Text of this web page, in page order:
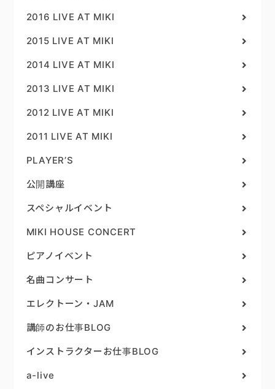
2016 LIVE AT MIKI
2015 LIVE AT MIKI
2014 LIVE AT MIKI
2013 LIVE AT MIKI
2012 LIVE AT MIKI
2011 LIVE AT MIKI
PLAYER’S
公開講座
スペシャルイベント
MIKI HOUSE CONCERT
ピアノイベント
名曲コンサート
エレクトーン・JAM
講師のお仕事BLOG
インストラクターお仕事BLOG
a-live